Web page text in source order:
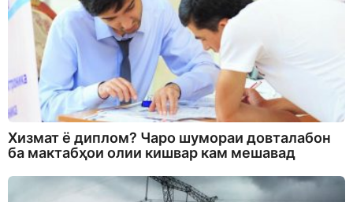
Хизмат ё диплом? Чаро шумораи довталабон
ба мактабҳои олии кишвар кам мешавад